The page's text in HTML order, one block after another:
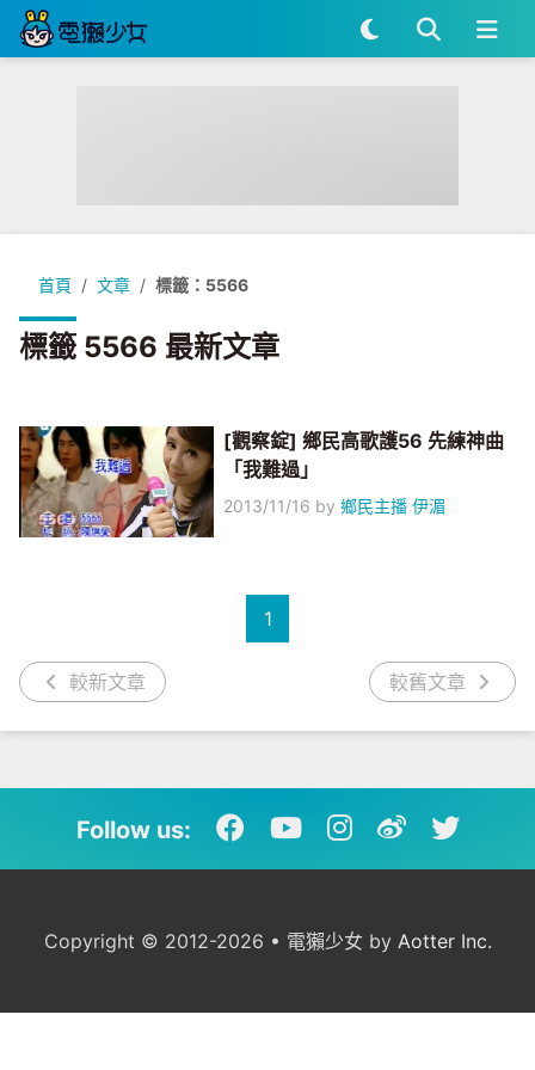
首頁 文章 標籤：5566
標籤 5566 最新文章
[觀察錠] 鄉民高歌護56 先練神曲
「我難過」
2013/11/16 by鄉民主播 伊湄
較新文章
1
較舊文章
Follow us:
Copyright © 2012-2026 • 電獺少女 by Aotter Inc.